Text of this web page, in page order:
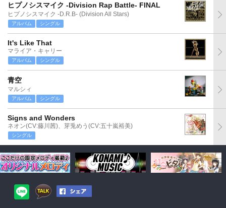
ヒプノシスマイク -Division Rap Battle- FINAL
ヒプノシスマイク -D.R.B- (Division All Stars)
アルバム シングル
It's Like That
マライア・キャリー
アルバム シングル
青空
マルシィ
アルバム シングル
Signs and Wonders
ネオン(CV:藤川茜)、芽兎めう(CV:五十嵐裕美)
シングル